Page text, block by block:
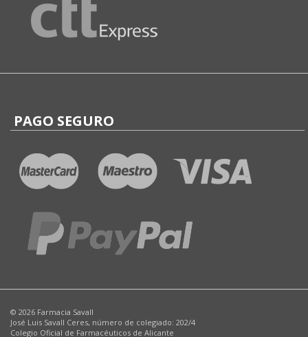
PAGO SEGURO
© 2026 Farmacia Savall
José Luis Savall Ceres, número de colegiado: 202/4
Colegio Oficial de Farmacéuticos de Alicante